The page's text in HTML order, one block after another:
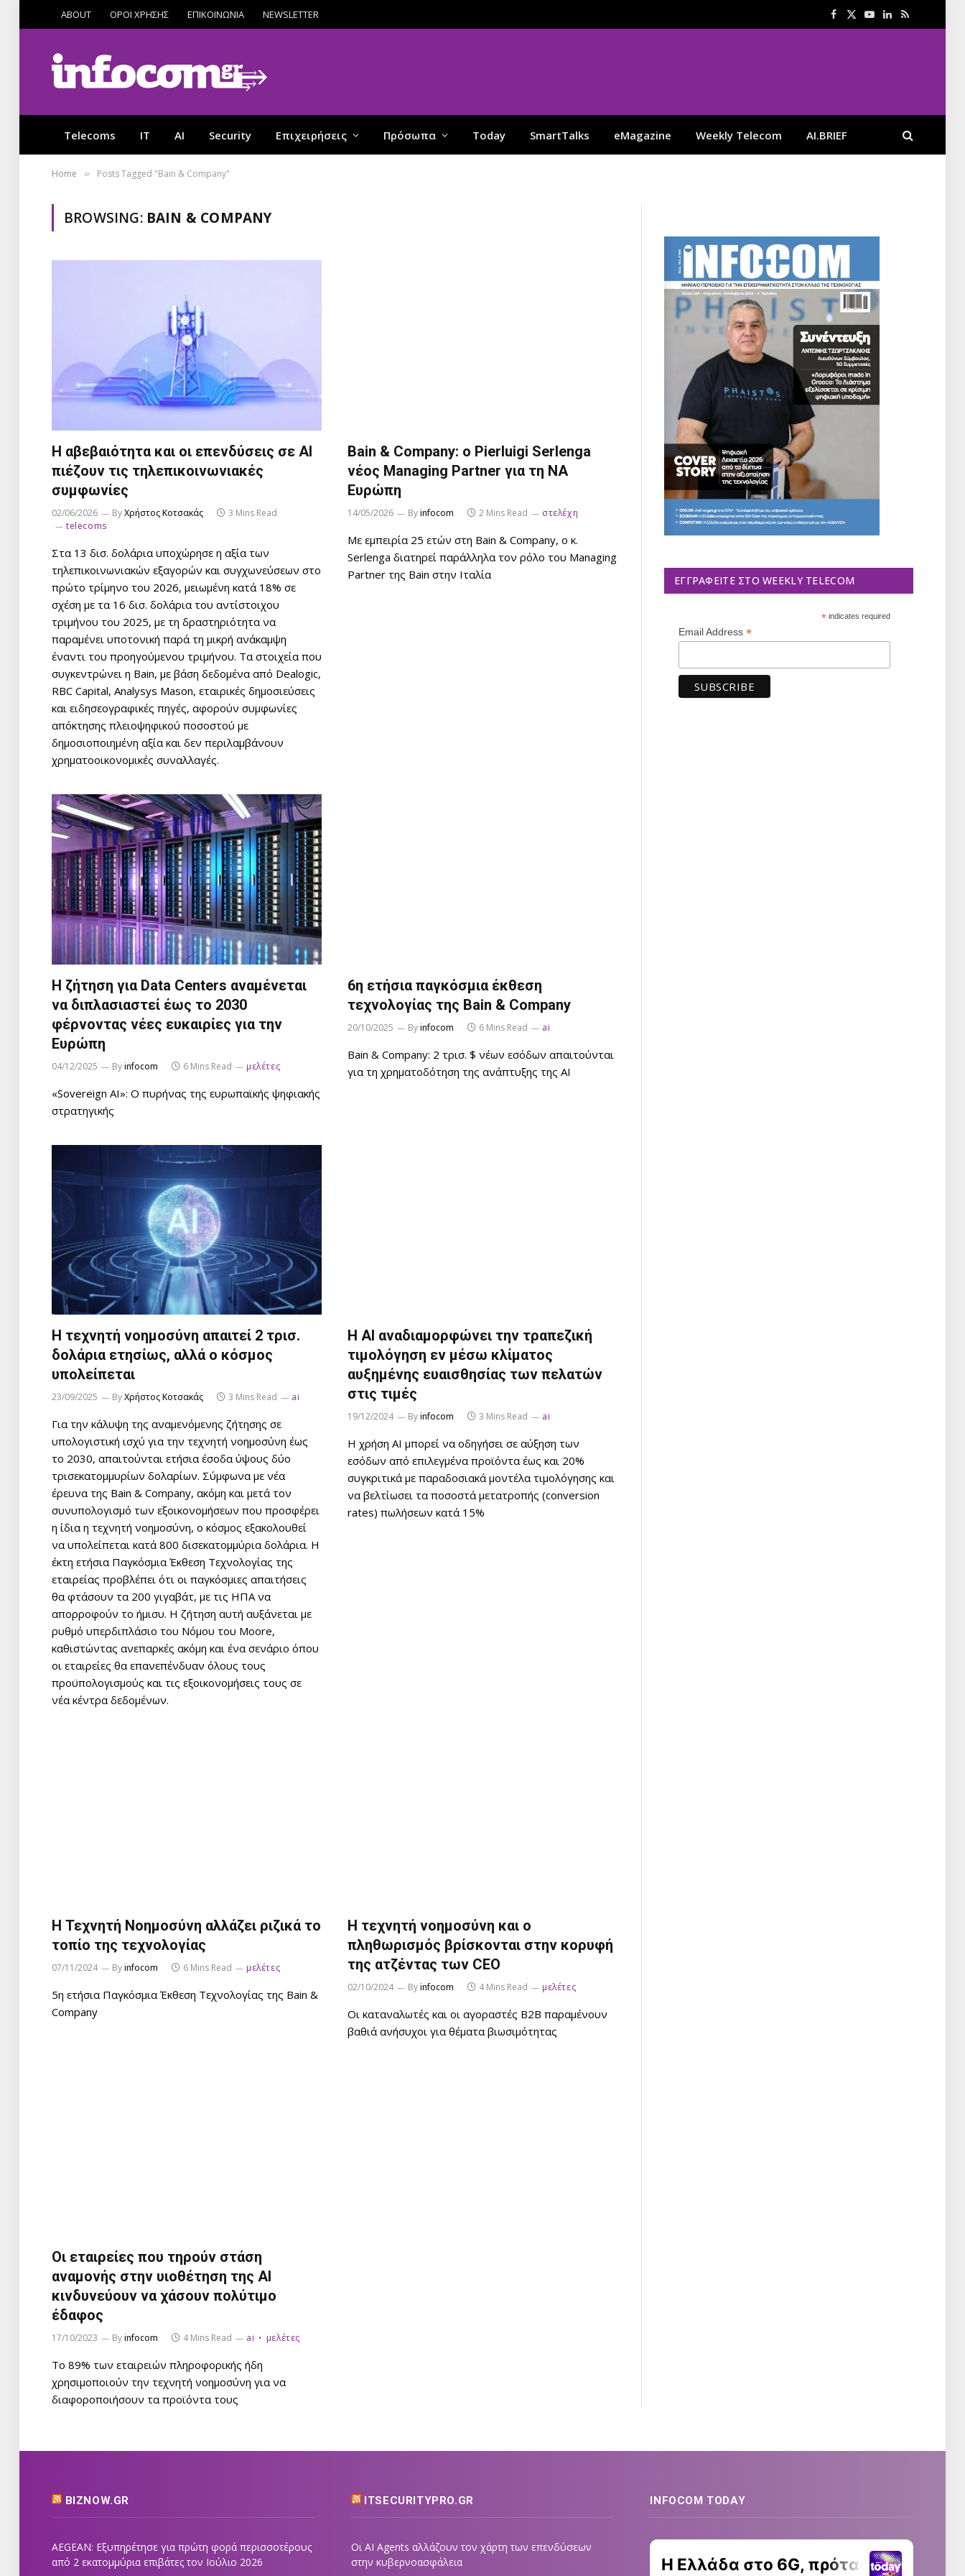
ABOUT ΟΡΟΙ ΧΡΗΣΗΣ ΕΠΙΚΟΙΝΩΝΙΑ NEWSLETTER Facebook
X
YouTube
LinkedIn
RSS
Telecoms IT AI Security Επιχειρήσεις Πρόσωπα Today SmartTalks eMagazine Weekly Telecom AI.BRIEF
Home » Posts Tagged "Bain & Company"
BROWSING: BAIN & COMPANY
Η αβεβαιότητα και οι επενδύσεις σε AI
πιέζουν τις τηλεπικοινωνιακές
συμφωνίες
02/06/2026 ByΧρήστος Κοτσακάς
3 Mins Read
telecoms
Στα 13 δισ. δολάρια υποχώρησε η αξία των
τηλεπικοινωνιακών εξαγορών και συγχωνεύσεων στο
πρώτο τρίμηνο του 2026, μειωμένη κατά 18% σε
σχέση με τα 16 δισ. δολάρια του αντίστοιχου
τριμήνου του 2025, με τη δραστηριότητα να
παραμένει υποτονική παρά τη μικρή ανάκαμψη
έναντι του προηγούμενου τριμήνου. Τα στοιχεία που
συγκεντρώνει η Bain, με βάση δεδομένα από Dealogic,
RBC Capital, Analysys Mason, εταιρικές δημοσιεύσεις
και ειδησεογραφικές πηγές, αφορούν συμφωνίες
απόκτησης πλειοψηφικού ποσοστού με
δημοσιοποιημένη αξία και δεν περιλαμβάνουν
χρηματοοικονομικές συναλλαγές.
Bain & Company: ο Pierluigi Serlenga
νέος Managing Partner για τη ΝΑ
Ευρώπη
14/05/2026 Byinfocom 2 Mins Read στελέχη
Με εμπειρία 25 ετών στη Bain & Company, ο κ.
Serlenga διατηρεί παράλληλα τον ρόλο του Managing
Partner της Bain στην Ιταλία
Η ζήτηση για Data Centers αναμένεται
να διπλασιαστεί έως το 2030
φέρνοντας νέες ευκαιρίες για την
Ευρώπη
04/12/2025 Byinfocom 6 Mins Read μελέτες
«Sovereign AI»: Ο πυρήνας της ευρωπαϊκής ψηφιακής
στρατηγικής
6η ετήσια παγκόσμια έκθεση
τεχνολογίας της Bain & Company
20/10/2025 Byinfocom 6 Mins Read ai
Bain & Company: 2 τρισ. $ νέων εσόδων απαιτούνται
για τη χρηματοδότηση της ανάπτυξης της AI
Η τεχνητή νοημοσύνη απαιτεί 2 τρισ.
δολάρια ετησίως, αλλά ο κόσμος
υπολείπεται
23/09/2025 ByΧρήστος Κοτσακάς 3 Mins Read ai
Για την κάλυψη της αναμενόμενης ζήτησης σε
υπολογιστική ισχύ για την τεχνητή νοημοσύνη έως
το 2030, απαιτούνται ετήσια έσοδα ύψους δύο
τρισεκατομμυρίων δολαρίων. Σύμφωνα με νέα
έρευνα της Bain & Company, ακόμη και μετά τον
συνυπολογισμό των εξοικονομήσεων που προσφέρει
η ίδια η τεχνητή νοημοσύνη, ο κόσμος εξακολουθεί
να υπολείπεται κατά 800 δισεκατομμύρια δολάρια. Η
έκτη ετήσια Παγκόσμια Έκθεση Τεχνολογίας της
εταιρείας προβλέπει ότι οι παγκόσμιες απαιτήσεις
θα φτάσουν τα 200 γιγαβάτ, με τις ΗΠΑ να
απορροφούν το ήμισυ. Η ζήτηση αυτή αυξάνεται με
ρυθμό υπερδιπλάσιο του Νόμου του Moore,
καθιστώντας ανεπαρκές ακόμη και ένα σενάριο όπου
οι εταιρείες θα επανεπένδυαν όλους τους
προϋπολογισμούς και τις εξοικονομήσεις τους σε
νέα κέντρα δεδομένων.
Η AI αναδιαμορφώνει την τραπεζική
τιμολόγηση εν μέσω κλίματος
αυξημένης ευαισθησίας των πελατών
στις τιμές
19/12/2024 Byinfocom 3 Mins Read ai
H χρήση AI μπορεί να οδηγήσει σε αύξηση των
εσόδων από επιλεγμένα προϊόντα έως και 20%
συγκριτικά με παραδοσιακά μοντέλα τιμολόγησης και
να βελτίωσει τα ποσοστά μετατροπής (conversion
rates) πωλήσεων κατά 15%
Η Τεχνητή Νοημοσύνη αλλάζει ριζικά το
τοπίο της τεχνολογίας
07/11/2024 Byinfocom 6 Mins Read μελέτες
5η ετήσια Παγκόσμια Έκθεση Τεχνολογίας της Bain &
Company
Η τεχνητή νοημοσύνη και ο
πληθωρισμός βρίσκονται στην κορυφή
της ατζέντας των CEO
02/10/2024 Byinfocom 4 Mins Read μελέτες
Οι καταναλωτές και οι αγοραστές B2B παραμένουν
βαθιά ανήσυχοι για θέματα βιωσιμότητας
Οι εταιρείες που τηρούν στάση
αναμονής στην υιοθέτηση της AI
κινδυνεύουν να χάσουν πολύτιμο
έδαφος
17/10/2023 Byinfocom 4 Mins Read ai μελέτες
Το 89% των εταιρειών πληροφορικής ήδη
χρησιμοποιούν την τεχνητή νοημοσύνη για να
διαφοροποιήσουν τα προϊόντα τους
ΕΓΓΡΑΦΕΊΤΕ ΣΤΟ WEEKLY TELECOM
*indicates required
Email Address *
BIZNOW.GR
AEGEAN: Εξυπηρέτησε για πρώτη φορά περισσοτέρους
από 2 εκατομμύρια επιβάτες τον Ιούλιο 2026
ITSECURITYPRO.GR
Οι AI Agents αλλάζουν τον χάρτη των επενδύσεων
στην κυβερνοασφάλεια
INFOCOM TODAY